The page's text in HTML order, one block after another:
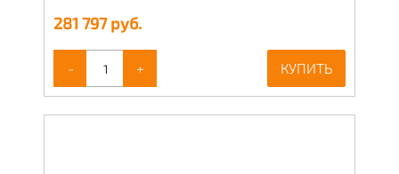
281 797руб.
- + КУПИТЬ